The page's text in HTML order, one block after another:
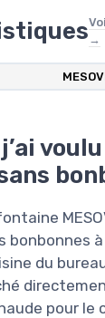
→
bonbonnes
du
pour